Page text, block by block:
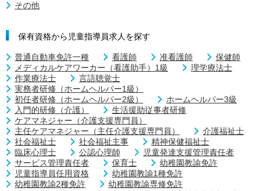
その他
保有資格から児童指導員求人を探す
普通自動車免許一種 看護師 准看護師
保健師
メディカルケアワーカー（看護助手）1級
理学療法士
作業療法士
言語聴覚士
実務者研修（ホームヘルパー1級）
初任者研修（ホームヘルパー2級）
ホームヘルパー3級
入門的研修（介護）
生活援助従事者研修
ケアマネジャー（介護支援専門員）
主任ケアマネジャー（主任介護支援専門員）
介護福祉士
社会福祉士
社会福祉主事
精神保健福祉士
臨床心理士
公認心理師
児童発達支援管理責任者
サービス管理責任者
保育士
幼稚園教諭免許
児童指導員任用資格
幼稚園教諭1種免許
幼稚園教諭2種免許
幼稚園教諭専修免許